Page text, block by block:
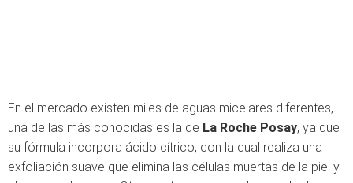
En el mercado existen miles de aguas micelares diferentes,
una de las más conocidas es la de La Roche Posay, ya que
su fórmula incorpora ácido cítrico, con la cual realiza una
exfoliación suave que elimina las células muertas de la piel y